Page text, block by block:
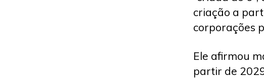
criação a
corporações
Ele afirmou
partir de